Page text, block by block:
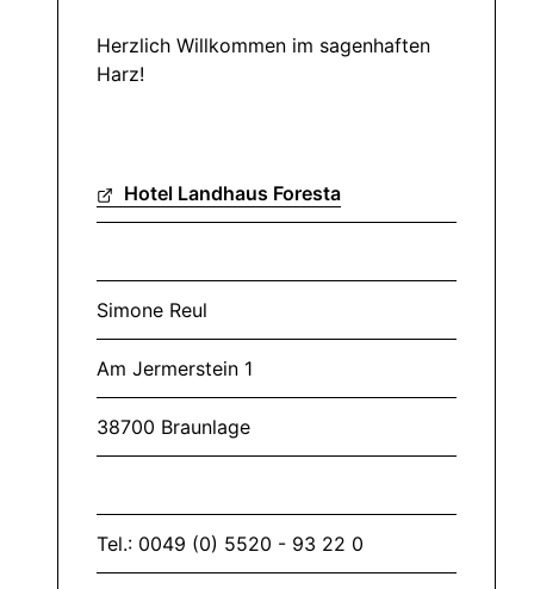
Herzlich Willkommen im sagenhaften
Harz!
Hotel Landhaus Foresta
Simone Reul
Am Jermerstein 1
38700 Braunlage
Tel.: 0049 (0) 5520 - 93 22 0